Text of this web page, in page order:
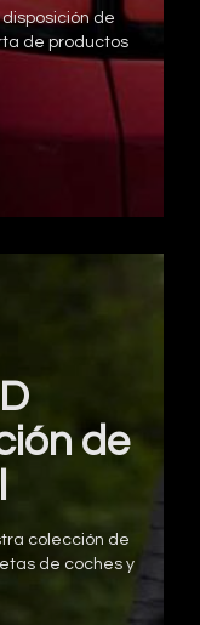
disposición de
de productos
de
colección de
de coches y